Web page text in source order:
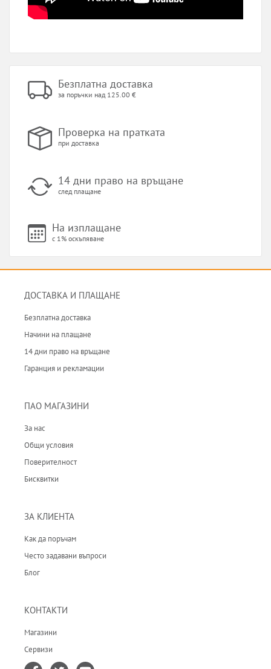
Безплатна доставка
за поръчки над 125.00 €
Проверка на пратката
при доставка
14 дни право на връщане
след плащане
На изплащане
с 1% оскъпяване
ДОСТАВКА И ПЛАЩАНЕ
Безплатна доставка
Начини на плащане
14 дни право на връщане
Гаранция и рекламации
ПАО МАГАЗИНИ
За нас
Общи условия
Поверителност
Бисквитки
ЗА КЛИЕНТА
Как да поръчам
Често задавани въпроси
Блог
КОНТАКТИ
Магазини
Сервизи